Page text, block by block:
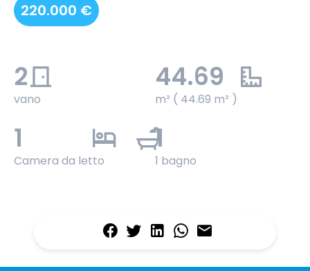
220.000 €
2
vano
44.69
m² ( 44.69 m² )
1
Camera da letto
1
1 bagno